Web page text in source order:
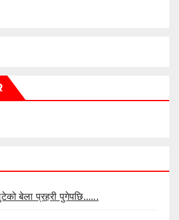
बेला प्रहरी पुगेपछि......